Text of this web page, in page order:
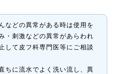
などの異常がある時は使用を
・刺激などの異常があらわれ
して皮フ科専門医等にご相談
ちに流水でよく洗い流し、異